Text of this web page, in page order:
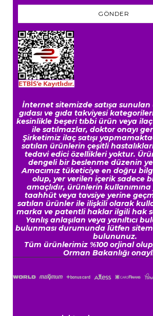
GÖNDER
İnternet sitemizde satışa
gıdası ve gıda takviyesi
kesinlikle beşeri tıbbi ürün veya
ile satılmazlar, doktor onayı
Şirketimiz ilaç satışı
satılan ürünlerin çeşitli
tedavi edici özellikleri yoktur.
dengeli bir beslenme düzenin
Amacımız tüketiciye en doğru
olup, yer verilen içerik sadece
amaçlıdır, ürünlerin
taahhüt veya tavsiye yerine
satılan ürünler ile ilişkili olarak
marka ve patentli haklar ilgili hak
Yanlış anlaşılan veya yanıltıcı
bulunması durumunda lütfen
bulununuz.
Tüm ürünlerimiz %100 orjinal
Orman Bakanlığı